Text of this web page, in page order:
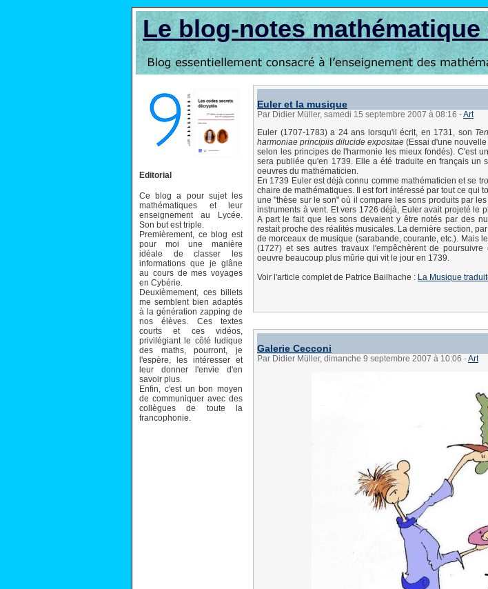
Le blog-notes
Editorial
Ce blog a pour sujet les
mathématiques et leur
enseignement au Lycée.
Son but est triple.
Premièrement, ce blog est
pour moi une manière
idéale de classer les
informations que je glâne
au cours de mes voyages
en Cybérie.
Deuxièmement, ces billets
me semblent bien adaptés
à la génération zapping de
nos élèves. Ces textes
courts et ces vidéos,
privilégiant le côté ludique
des maths, pourront, je
l'espère, les intéresser et
leur donner l'envie d'en
savoir plus.
Enfin, c'est un bon moyen
de communiquer avec des
collègues de toute la
francophonie.
Euler et la musique
Par Didier Müller, samedi 15 septembre 2007 à 08:16 -Art
Euler (1707-1783) a 24 ans lorsqu'il écrit, en 1731, son
harmoniae principiis dilucide expositae (Essai d'une
selon les principes de l'harmonie les mieux fondés). C'est
sera publiée qu'en 1739. Elle a été traduite en français un
oeuvres du mathématicien.
En 1739 Euler est déjà connu comme mathématicien et se
chaire de mathématiques. Il est fort intéressé par tout ce qui
une "thèse sur le son" où il compare les sons produits par
instruments à vent. Et vers 1726 déjà, Euler avait projeté le
A part le fait que les sons devaient y être notés par des
restait proche des réalités musicales. La dernière section,
de morceaux de musique (sarabande, courante, etc.). Mais
(1727) et ses autres travaux l'empêchèrent de
oeuvre beaucoup plus mûrie qui vit le jour en 1739.
Voir l'article complet de Patrice Bailhache : La Musique
Galerie Cecconi
Par Didier Müller, dimanche 9 septembre 2007 à 10:06 -Art